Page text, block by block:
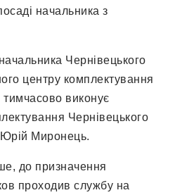
начальника з
Чернівецького
центру комплектування
тимчасово виконує
Чернівецького
Миронець.
до призначення
проходив службу на